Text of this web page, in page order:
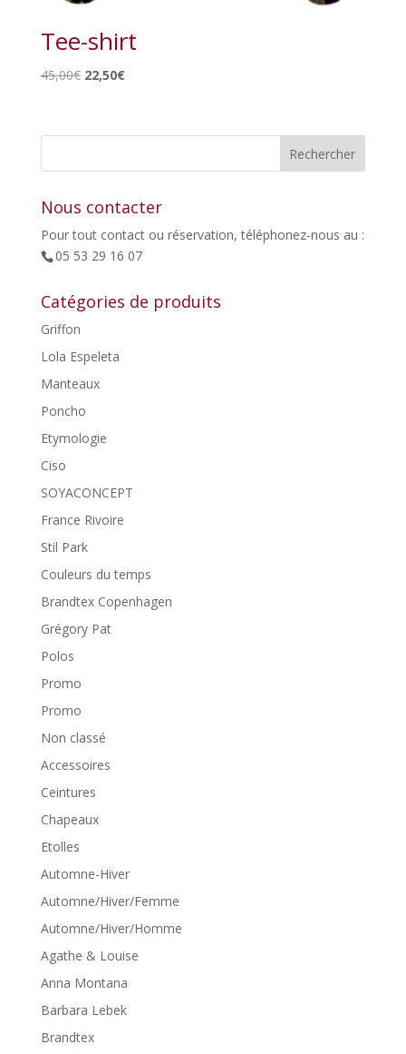
Tee-shirt
45,00€ Le
était :
22,50€Le
est :
Nous contacter
Pour tout contact ou réservation, téléphonez-nous au :
05 53 29 16 07
Catégories de produits
Griffon
Lola Espeleta
Manteaux
Poncho
Etymologie
Ciso
SOYACONCEPT
France Rivoire
Stil Park
Couleurs du temps
Brandtex Copenhagen
Grégory Pat
Polos
Promo
Promo
Non classé
Accessoires
Ceintures
Chapeaux
Etolles
Automne-Hiver
Automne/Hiver/Femme
Automne/Hiver/Homme
Agathe & Louise
Anna Montana
Barbara Lebek
Brandtex